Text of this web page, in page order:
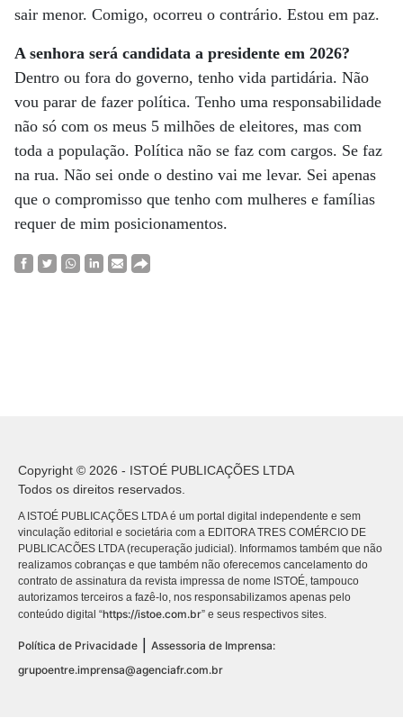
sair menor. Comigo, ocorreu o contrário. Estou em paz.
A senhora será candidata a presidente em 2026?
Dentro ou fora do governo, tenho vida partidária. Não
vou parar de fazer política. Tenho uma responsabilidade
não só com os meus 5 milhões de eleitores, mas com
toda a população. Política não se faz com cargos. Se faz
na rua. Não sei onde o destino vai me levar. Sei apenas
que o compromisso que tenho com mulheres e famílias
requer de mim posicionamentos.
Copyright © 2026 - ISTOÉ PUBLICAÇÕES LTDA
Todos os direitos reservados.
A ISTOÉ PUBLICAÇÕES LTDA é um portal digital independente e sem
vinculação editorial e societária com a EDITORA TRES COMÉRCIO DE
PUBLICACÕES LTDA (recuperação judicial). Informamos também que não
realizamos cobranças e que também não oferecemos cancelamento do
contrato de assinatura da revista impressa de nome ISTOÉ, tampouco
autorizamos terceiros a fazê-lo, nos responsabilizamos apenas pelo
conteúdo digital “https://istoe.com.br” e seus respectivos sites.
Política de Privacidade
Assessoria de Imprensa:
grupoentre.imprensa@agenciafr.com.br